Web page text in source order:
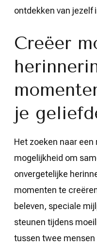
ontdekken van jezelf
Creëer
je
Het zoeken naar
mogelijkheid om
onvergetelijke
momenten te
beleven, speciale
steunen tijdens
tussen twee mensen